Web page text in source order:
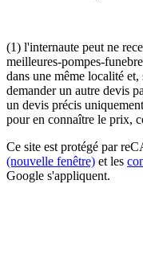
(1) l'internaute peut ne
meilleures-pompes-
dans une même localité
demander un autre devis
un devis précis
pour en connaître le prix,
Ce site est protégé par
(nouvelle fenêtre) et les
Google s'appliquent.